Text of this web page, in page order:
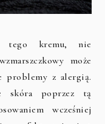
tego kremu, nie
może
problemy z alergią.
skóra poprzez tą
wcześniej